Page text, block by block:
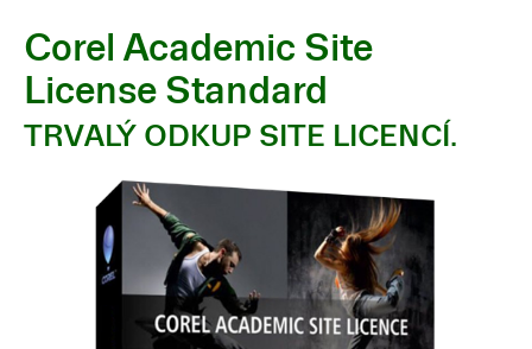
Corel Academic Site
License Standard
TRVALÝ ODKUP SITE LICENCÍ.